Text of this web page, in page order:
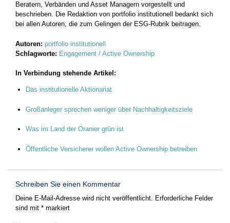
Beratern, Verbänden und Asset Managern vorgestellt und
beschrieben. Die Redaktion von portfolio institutionell bedankt sich
bei allen Autoren, die zum Gelingen der ESG-Rubrik beitragen.
Autoren: portfolio institutionell
Schlagworte: Engagement / Active Ownership
In Verbindung stehende Artikel:
Das institutionelle Aktionariat
Großanleger sprechen weniger über Nachhaltigkeitsziele
Was im Land der Oranier grün ist
Öffentliche Versicherer wollen Active Ownership betreiben
Schreiben Sie einen Kommentar
Deine E-Mail-Adresse wird nicht veröffentlicht. Erforderliche Felder
sind mit * markiert